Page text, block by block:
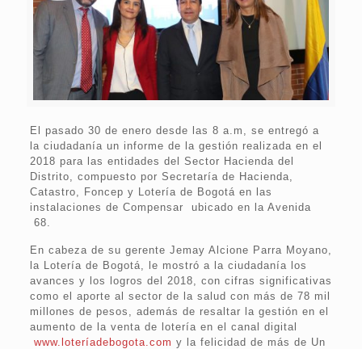
El pasado 30 de enero desde las 8 a.m, se entregó a
la ciudadanía un informe de la gestión realizada en el
2018 para las entidades del Sector Hacienda del
Distrito, compuesto por Secretaría de Hacienda,
Catastro, Foncep y Lotería de Bogotá en las
instalaciones de Compensar ubicado en la Avenida
68.
En cabeza de su gerente Jemay Alcione Parra Moyano,
la Lotería de Bogotá, le mostró a la ciudadanía los
avances y los logros del 2018, con cifras significativas
como el aporte al sector de la salud con más de 78 mil
millones de pesos, además de resaltar la gestión en el
aumento de la venta de lotería en el canal digital
www.loteríadebogota.com y la felicidad de más de Un